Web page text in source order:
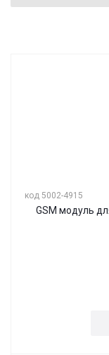
код 5002-4915
GSM модуль